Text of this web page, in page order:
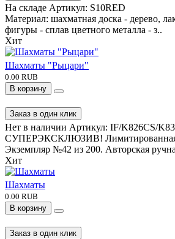
На складе Артикул: S10RED
Материал: шахматная доска - дерево,
фигуры - сплав цветного металла - з..
Хит
Шахматы "Рыцари"
0.00 RUB
В корзину
Заказ в один клик
Нет в наличии Артикул: IF/K826CS/
СУПЕРЭКСКЛЮЗИВ! Лимитированная
Экземпляр №42 из 200. Авторская
Хит
Шахматы
0.00 RUB
В корзину
Заказ в один клик